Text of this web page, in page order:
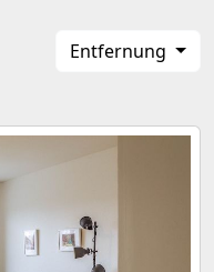
Entfernung